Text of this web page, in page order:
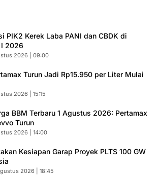
PIK2 Kerek Laba PANI dan CBDK di
2026
2026 | 09:00
Turun Jadi Rp15.950 per Liter Mulai
2026 | 15:15
BBM Terbaru 1 Agustus 2026: Pertamax
Turun
2026 | 14:00
Kesiapan Garap Proyek PLTS 100 GW
2026 | 18:45